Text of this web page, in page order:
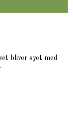
bliver syet med